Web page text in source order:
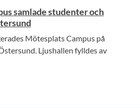
samlade studenter och
Mötesplats Campus på
Ljushallen fylldes av